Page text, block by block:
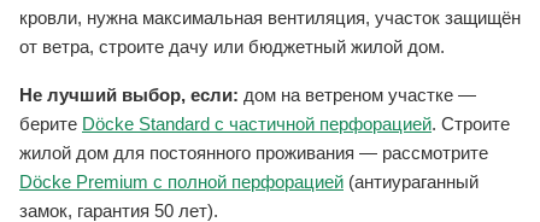
кровли, нужна максимальная вентиляция, участок защищён
от ветра, строите дачу или бюджетный жилой дом.
Не лучший выбор, если: дом на ветреном участке —
берите Döcke Standard с частичной перфорацией. Строите
жилой дом для постоянного проживания — рассмотрите
Döcke Premium с полной перфорацией (антиураганный
замок, гарантия 50 лет).